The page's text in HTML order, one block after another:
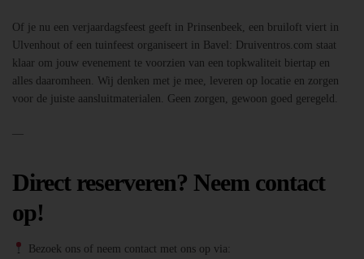
Of je nu een verjaardagsfeest geeft in Prinsenbeek, een bruiloft viert in
Ulvenhout of een tuinfeest organiseert in Bavel: Druiventros.com staat
klaar om jouw evenement te voorzien van een topkwaliteit biertap en
alles daaromheen. Wij denken met je mee, leveren op locatie en zorgen
voor de juiste aansluitmaterialen. Geen zorgen, gewoon goed geregeld.
—
Direct reserveren? Neem contact
op!
Bezoek ons of neem contact met ons op via: